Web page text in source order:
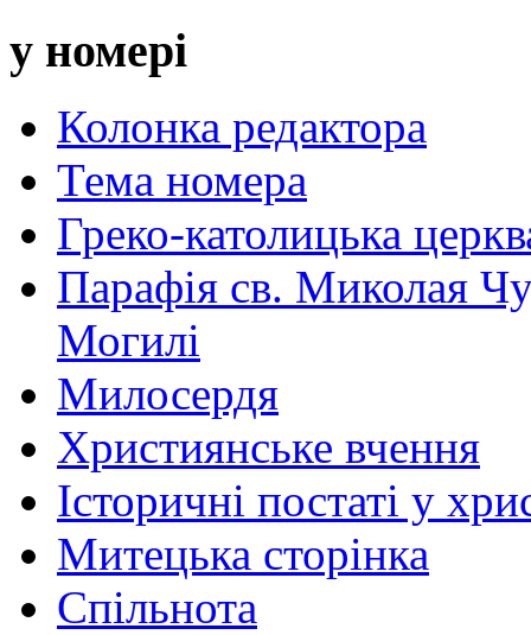
у номері
Колонка редактора
Тема номера
Греко-католицька
Парафія св. Миколая
Могилі
Милосердя
Християнське вчення
Історичні постаті у
Митецька сторінка
Спільнота